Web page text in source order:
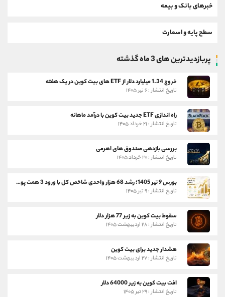
خبرهای بانک و بیمه
سطح پایه و اسمارت
پربازدیدترین های 3 ماه گذشته
خروج 1.34 میلیارد دلار از ETF های بیت کوین در یک هفته
تاریخ انتشار : ۶ تیر ۱۴۰۵
راه اندازی ETF جدید بیت کوین با درآمد ماهانه
تاریخ انتشار : ۲۱ خرداد ۱۴۰۵
بررسی بازدهی صندوق های اهرمی
تاریخ انتشار : ۲۰ خرداد ۱۴۰۵
بورس 9 تیر 1405؛ رشد 68 هزار واحدی شاخص کل با ورود 3 همت پول حقیقی
تاریخ انتشار : ۹ تیر ۱۴۰۵
سقوط بیت کوین به زیر 77 هزار دلار
تاریخ انتشار : ۲۸ اردیبهشت ۱۴۰۵
هشدار جدید برای بیت کوین
تاریخ انتشار : ۲۷ اردیبهشت ۱۴۰۵
افت بیت کوین به زیر 64000 دلار
تاریخ انتشار : ۲۹ تیر ۱۴۰۵